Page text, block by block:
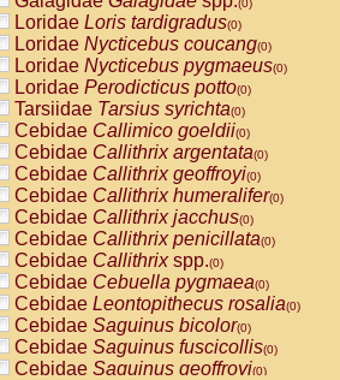
(0)
Loridae Loris tardigradus(0)
Loridae Nycticebus coucang(0)
Loridae Nycticebus pygmaeus(0)
Loridae Perodicticus potto(0)
Tarsiidae Tarsius syrichta(0)
Cebidae Callimico goeldii(0)
Cebidae Callithrix argentata(0)
Cebidae Callithrix geoffroyi(0)
Cebidae Callithrix humeralifer(0)
Cebidae Callithrix jacchus(0)
Cebidae Callithrix penicillata(0)
Cebidae Callithrixspp.(0)
Cebidae Cebuella pygmaea(0)
Cebidae Leontopithecus rosalia(0)
Cebidae Saguinus bicolor(0)
Cebidae Saguinus fuscicollis(0)
Cebidae Saguinus geoffroyi(0)